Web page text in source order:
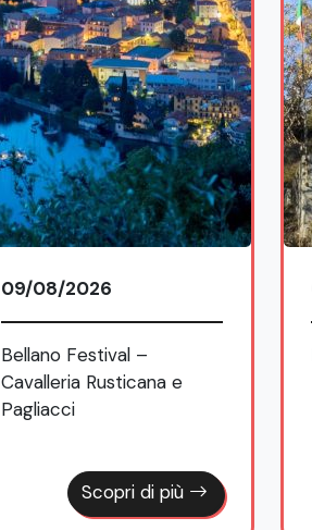
09/08/2026
Bellano Festival –
Cavalleria Rusticana e
Pagliacci
Scopri di più